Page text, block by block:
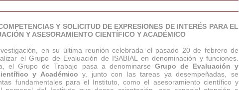
Y SOLICITUD DE EXPRESIONES DE INTERÉS PARA EL
Y ASESORAMIENTO CIENTÍFICO Y ACADÉMICO
en su última reunión celebrada el pasado 20 de febrero de
el Grupo de Evaluación de ISABIAL en denominación y funciones.
el Grupo de Trabajo pasa a denominarse Grupo de Evaluación y
y Académico y, junto con las tareas ya desempeñadas, se
fundamentales para el Instituto, como el asesoramiento científico y